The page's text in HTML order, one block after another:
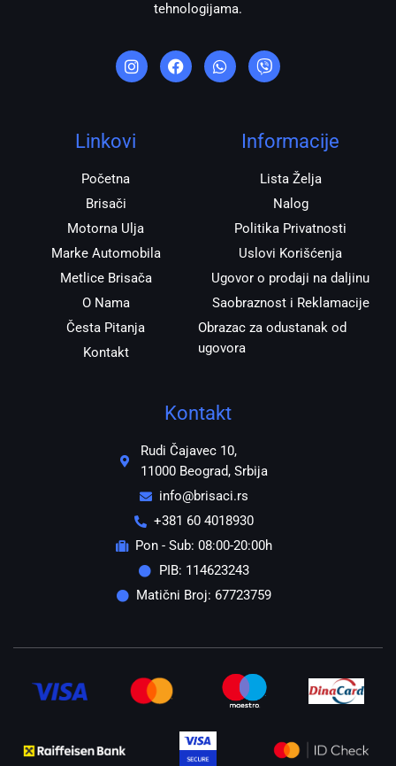
tehnologijama.
n
s
t
r
a
a
c
e
h
a
t
i
b
e
Linkovi
Početna
Brisači
Motorna Ulja
Marke Automobila
Metlice Brisača
O Nama
Česta Pitanja
Kontakt
Informacije
Lista Želja
Nalog
Politika Privatnosti
Uslovi Korišćenja
Ugovor o prodaji na daljinu
Saobraznost i Reklamacije
Obrazac za odustanak od
ugovora
Kontakt
Rudi Čajavec 10,
11000 Beograd, Srbija
info@brisaci.rs
+381 60 4018930
Pon - Sub: 08:00-20:00h
PIB: 114623243
Matični Broj: 67723759